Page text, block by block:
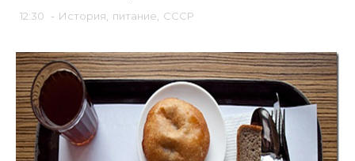
12:30 - История питание СССР